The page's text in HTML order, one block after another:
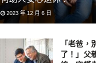
2023 年 12 月 6 日
「老爸，
了！」父